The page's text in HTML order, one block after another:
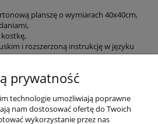
planszę o wymiarach 40x40cm,
i rozszerzoną instrukcję w języku
O nas
prywatność
technologie umożliwiają poprawne
nam dostosować ofertę do Twoich
wykorzystanie przez nas